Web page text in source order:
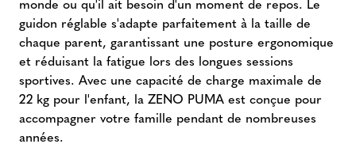
guidon réglable s'adapte parfaitement à la taille de
chaque parent, garantissant une posture ergonomique
et réduisant la fatigue lors des longues sessions
sportives. Avec une capacité de charge maximale de
22 kg pour l'enfant, la ZENO PUMA est conçue pour
accompagner votre famille pendant de nombreuses
années.